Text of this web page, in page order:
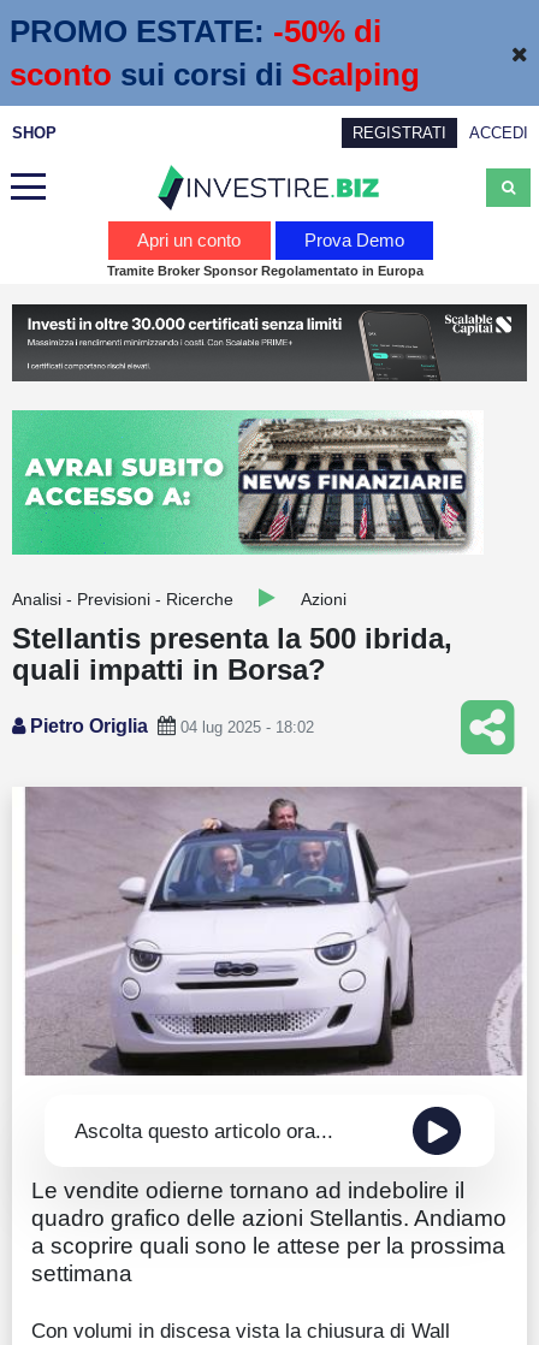
PROMO ESTATE: -50% di
sconto sui corsi di Scalping
SHOP REGISTRATI ACCEDI
Calendario economico
Webinar
Trading
Education
Quotazioni
Conto IG
Guru Monitor
Apri un conto Prova Demo
Tramite Broker Sponsor Regolamentato in Europa
Analisi - Previsioni - Ricerche Azioni
Stellantis presenta la 500 ibrida,
quali impatti in Borsa?
Pietro Origlia 04 lug 2025 - 18:02
Ascolta questo articolo ora...
Le vendite odierne tornano ad indebolire il
quadro grafico delle azioni Stellantis. Andiamo
a scoprire quali sono le attese per la prossima
settimana
Con volumi in discesa vista la chiusura di Wall